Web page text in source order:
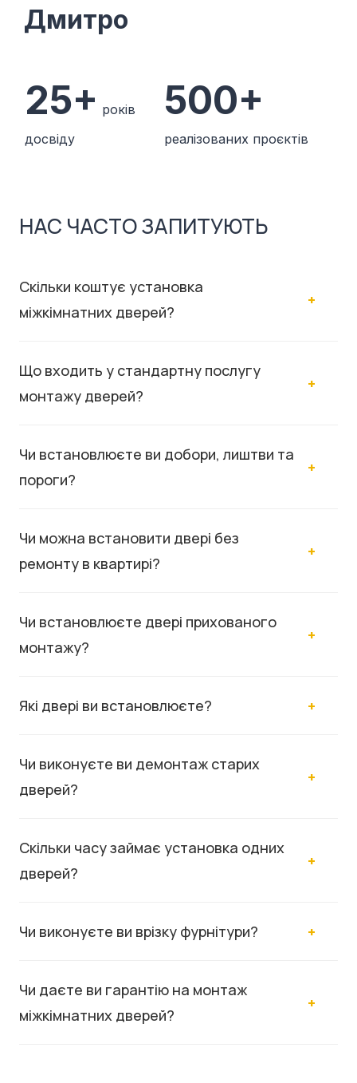
Дмитро
25+ років
досвіду
500+
реалізованих проєктів
НАС ЧАСТО ЗАПИТУЮТЬ
Скільки коштує установка
міжкімнатних дверей?
Що входить у стандартну послугу
монтажу дверей?
Чи встановлюєте ви добори, лиштви та
пороги?
Чи можна встановити двері без
ремонту в квартирі?
Чи встановлюєте двері прихованого
монтажу?
Які двері ви встановлюєте?
Чи виконуєте ви демонтаж старих
дверей?
Скільки часу займає установка одних
дверей?
Чи виконуєте ви врізку фурнітури?
Чи даєте ви гарантію на монтаж
міжкімнатних дверей?